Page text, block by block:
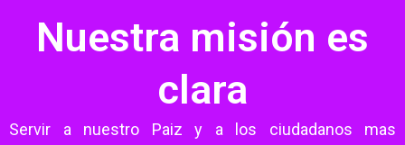
Nuestra misión es
clara
Servir a nuestro Paiz y a los ciudadanos mas